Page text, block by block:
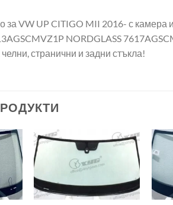
за VW UP CITIGO MII 2016- с камера
NORDGLASS
странични и задни стъкла!